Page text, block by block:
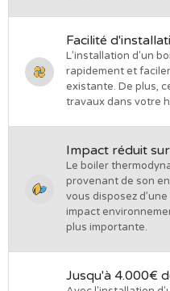
Facilité
L'installation d'un
rapidement et
existante. De plus,
travaux dans votre
Impact réduit
Le boiler
provenant de son
vous disposez
impact
plus importante.
Jusqu'à 4.000€